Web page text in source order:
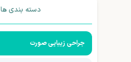
دسته بندی ها
جراحی زیبایی صورت